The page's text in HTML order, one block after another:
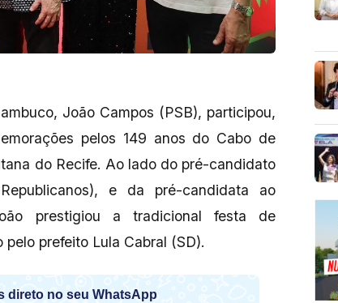
João Campos (PSB), participou,
pelos 149 anos do Cabo de
do Recife. Ao lado do pré-candidato
e da pré-candidata ao
prestigiou a tradicional festa de
prefeito Lula Cabral (SD).
direto no seu WhatsApp